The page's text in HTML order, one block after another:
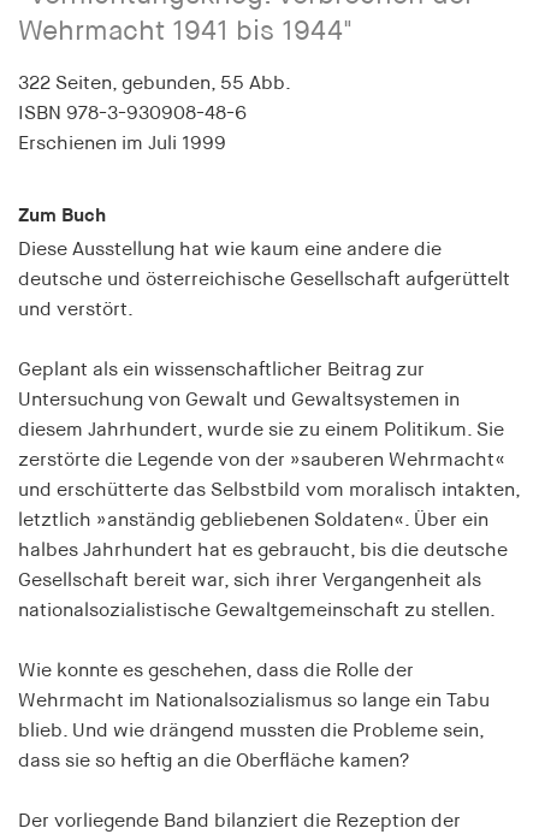
Wehrmacht 1941 bis 1944"
322 Seiten, gebunden, 55 Abb.
ISBN 978-3-930908-48-6
Erschienen im Juli 1999
Zum Buch
Diese Ausstellung hat wie kaum eine andere die
deutsche und österreichische Gesellschaft aufgerüttelt
und verstört.
Geplant als ein wissenschaftlicher Beitrag zur
Untersuchung von Gewalt und Gewaltsystemen in
diesem Jahrhundert, wurde sie zu einem Politikum. Sie
zerstörte die Legende von der »sauberen Wehrmacht«
und erschütterte das Selbstbild vom moralisch intakten,
letztlich »anständig gebliebenen Soldaten«. Über ein
halbes Jahrhundert hat es gebraucht, bis die deutsche
Gesellschaft bereit war, sich ihrer Vergangenheit als
nationalsozialistische Gewaltgemeinschaft zu stellen.
Wie konnte es geschehen, dass die Rolle der
Wehrmacht im Nationalsozialismus so lange ein Tabu
blieb. Und wie drängend mussten die Probleme sein,
dass sie so heftig an die Oberfläche kamen?
Der vorliegende Band bilanziert die Rezeption der
nutzbar zu machen, indem sie Grundfunktionen
wie Seitennavigation und Zugriff auf sichere
Bereiche der Webseite ermöglichen. Die Webseite
kann ohne diese Cookies nicht richtig
funktionieren.
Name:
cookie_consent
Anbieter:
Zweck:
Speichert den Zustimmungsstatus des Benutzers
für Cookies auf der aktuellen Domäne.
Cookie Laufzeit:
1 Jahr
fe_typo_user
Name:
Anbieter:
Cookie Laufzeit: